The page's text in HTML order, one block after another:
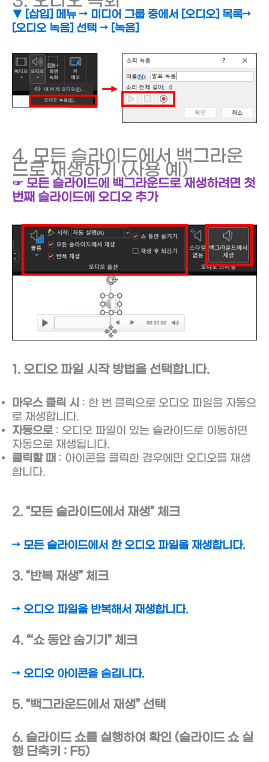
▼ [삽입] 메뉴 → 미디어 그룹 중에서 [오디오] 목록→
[오디오 녹음] 선택 → [녹음]
4. 모든 슬라이드에서 백그라운
드로 재생하기 (사용 예)
☞ 모든 슬라이드에 백그라운드로 재생하려면 첫
번째 슬라이드에 오디오 추가
1. 오디오 파일 시작 방법을 선택합니다.
마우스 클릭 시 : 한 번 클릭으로 오디오 파일을 자동으
로 재생합니다.
자동으로 : 오디오 파일이 있는 슬라이드로 이동하면
자동으로 재생됩니다.
클릭할 때 : 아이콘을 클릭한 경우에만 오디오를 재생
합니다.
2. “모든 슬라이드에서 재생” 체크
→ 모든 슬라이드에서 한 오디오 파일을 재생합니다.
3. “반복 재생” 체크
→ 오디오 파일을 반복해서 재생합니다.
4. “‘쇼 동안 숨기기” 체크
→ 오디오 아이콘을 숨깁니다.
5. “백그라운드에서 재생” 선택
6. 슬라이드 쇼를 실행하여 확인 (슬라이드 쇼 실
행 단축키 : F5)